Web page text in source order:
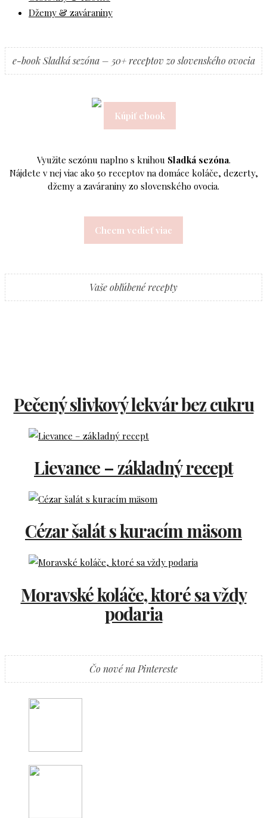
Džemy & zaváraniny
e-book Sladká sezóna – 50+ receptov zo slovenského ovocia
Kúpiť ebook
Využite sezónu naplno s knihou Sladká sezóna.
Nájdete v nej viac ako 50 receptov na domáce koláče, dezerty,
džemy a zaváraniny zo slovenského ovocia.
Chcem vedieť viac
Vaše obľúbené recepty
Pečený slivkový lekvár bez cukru
Lievance – základný recept
Cézar šalát s kuracím mäsom
Moravské koláče, ktoré sa vždy
podaria
Čo nové na Pintereste